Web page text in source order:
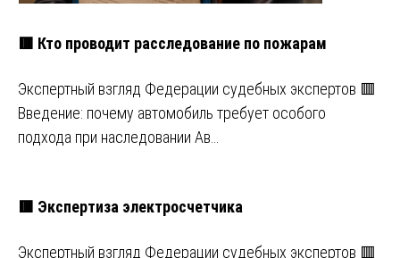
🟥 Кто проводит расследование по пожарам
Экспертный взгляд Федерации судебных экспертов 🟥
Введение: почему автомобиль требует особого
подхода при наследовании Ав…
🟥 Экспертиза электросчетчика
Экспертный взгляд Федерации судебных экспертов 🟥